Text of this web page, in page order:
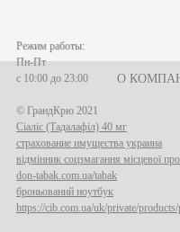
О
Режим работы:
Пн-Пт
с 10:00 до 23:00
© ГрандКрю 2021
Сіаліс (Тадалафіл) 40 мг
страхование имущества украина
відмінник соцзмагання місцевої
don-tabak.com.ua/tabak
броньований ноутбук
https://cib.com.ua/uk/private/